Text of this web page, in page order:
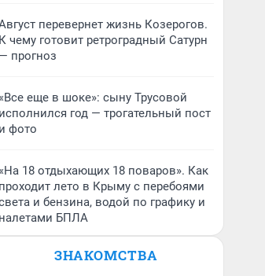
перевернет жизнь Козерогов.
К чему готовит ретроградный Сатурн
— прогноз
«Все еще в шоке»: сыну Трусовой
исполнился год — трогательный пост
и фото
«На 18 отдыхающих 18 поваров». Как
проходит лето в Крыму с перебоями
и бензина, водой по графику и
налетами БПЛА
ЗНАКОМСТВА